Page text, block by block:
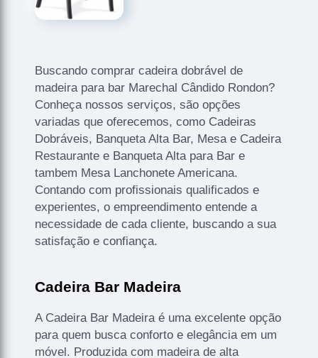
Buscando comprar cadeira dobrável de
madeira para bar Marechal Cândido Rondon?
Conheça nossos serviços, são opções
variadas que oferecemos, como Cadeiras
Dobráveis, Banqueta Alta Bar, Mesa e Cadeira
Restaurante e Banqueta Alta para Bar e
tambem Mesa Lanchonete Americana.
Contando com profissionais qualificados e
experientes, o empreendimento entende a
necessidade de cada cliente, buscando a sua
satisfação e confiança.
Cadeira Bar Madeira
A Cadeira Bar Madeira é uma excelente opção
para quem busca conforto e elegância em um
móvel. Produzida com madeira de alta